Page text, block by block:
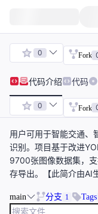
0 Fork
代码介绍 代码
0 Fork
用户可用于智能交通、
识别。项目基于改进
9700张图像数据集，
存导出。【此简介由AI
main 分支 1 Tags